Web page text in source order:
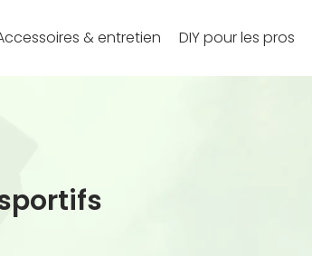
& entretien DIY pour les pros